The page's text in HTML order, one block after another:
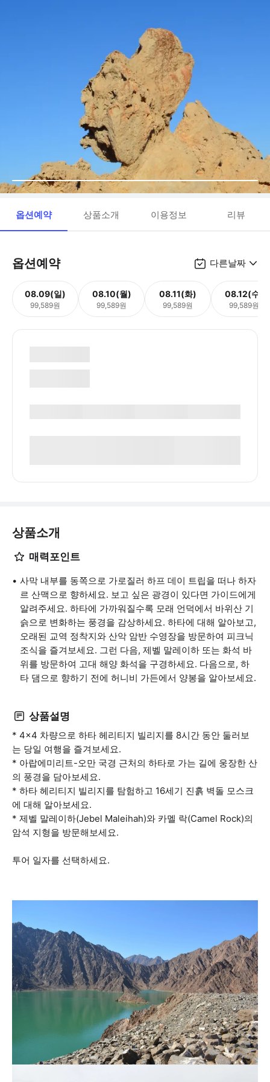
옵션예약 상품소개 이용정보 리뷰
옵션예약 다른날짜
08.09(일)
99,589원
08.10(월)
99,589원
08.11(화)
99,589원
08.12(수)
99,589원
상품소개
매력포인트
사막 내부를 동쪽으로 가로질러 하프 데이 트립을 떠나 하자
르 산맥으로 향하세요. 보고 싶은 광경이 있다면 가이드에게
알려주세요. 하타에 가까워질수록 모래 언덕에서 바위산 기
슭으로 변화하는 풍경을 감상하세요. 하타에 대해 알아보고,
오래된 교역 정착지와 산악 암반 수영장을 방문하여 피크닉
조식을 즐겨보세요. 그런 다음, 제벨 말레이하 또는 화석 바
위를 방문하여 고대 해양 화석을 구경하세요. 다음으로, 하
타 댐으로 향하기 전에 허니비 가든에서 양봉을 알아보세요.
상품설명
* 4x4 차량으로 하타 헤리티지 빌리지를 8시간 동안 둘러보
는 당일 여행을 즐겨보세요.
* 아랍에미리트-오만 국경 근처의 하타로 가는 길에 웅장한 산
의 풍경을 담아보세요.
* 하타 헤리티지 빌리지를 탐험하고 16세기 진흙 벽돌 모스크
에 대해 알아보세요.
* 제벨 말레이하(Jebel Maleihah)와 카멜 락(Camel Rock)의
암석 지형을 방문해보세요.
투어 일자를 선택하세요.